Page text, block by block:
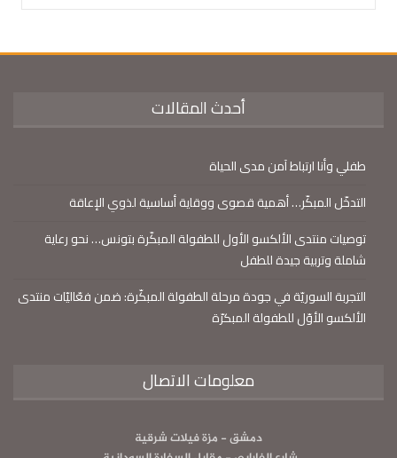
أحدث المقالات
طفلي وأنا ارتباط آمن مدى الحياة
التدخّل المبكّر… أهمية قصوى ووقاية أساسية لذوي الإعاقة
توصيات منتدى الألكسو الأول للطفولة المبكّرة بتونس… نحو رعاية
شاملة وتربية جيدة للطفل
التجربة السوريّة في جودة مرحلة الطفولة المبكّرة: ضمن فعّاليّات منتدى
الألكسو الأوّل للطفولة المبكرّة
معلومات الاتصال
دمشق - مزة فيلات شرقية